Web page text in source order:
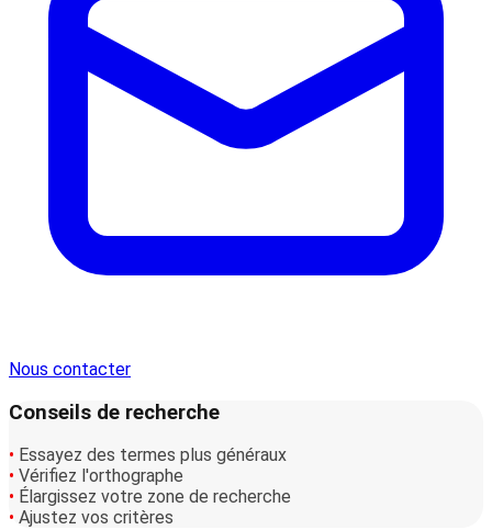
Nous contacter
Conseils de recherche
• Essayez des termes plus généraux
• Vérifiez l'orthographe
• Élargissez votre zone de recherche
• Ajustez vos critères